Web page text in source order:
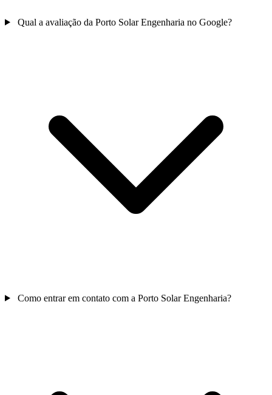
Qual a avaliação da Porto Solar Engenharia no Google?
Como entrar em contato com a Porto Solar Engenharia?